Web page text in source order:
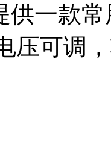
一款常
压可调